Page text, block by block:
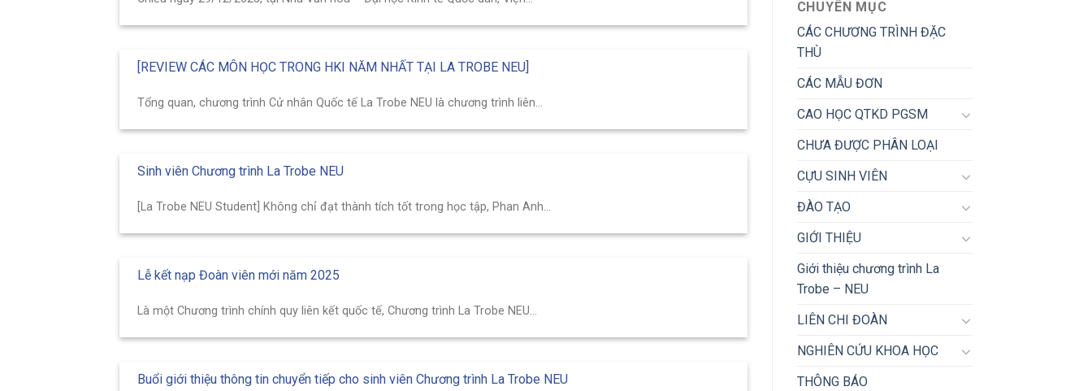
[REVIEW CÁC MÔN HỌC TRONG HKI NĂM NHẤT TẠI LA TROBE NEU]
Tổng quan, chương trình Cử nhân Quốc tế La Trobe NEU là chương trình liên...
Sinh viên Chương trình La Trobe NEU
[La Trobe NEU Student] Không chỉ đạt thành tích tốt trong học tập, Phan Anh...
Lễ kết nạp Đoàn viên mới năm 2025
Là một Chương trình chính quy liên kết quốc tế, Chương trình La Trobe NEU...
Buổi giới thiệu thông tin chuyển tiếp cho sinh viên Chương trình La Trobe NEU
CHUYÊN MỤC
CÁC CHƯƠNG TRÌNH ĐẶC
THÙ
CÁC MẪU ĐƠN
CAO HỌC QTKD PGSM
CHƯA ĐƯỢC PHÂN LOẠI
CỰU SINH VIÊN
ĐÀO TẠO
GIỚI THIỆU
Giới thiệu chương trình La
Trobe – NEU
LIÊN CHI ĐOÀN
NGHIÊN CỨU KHOA HỌC
THÔNG BÁO